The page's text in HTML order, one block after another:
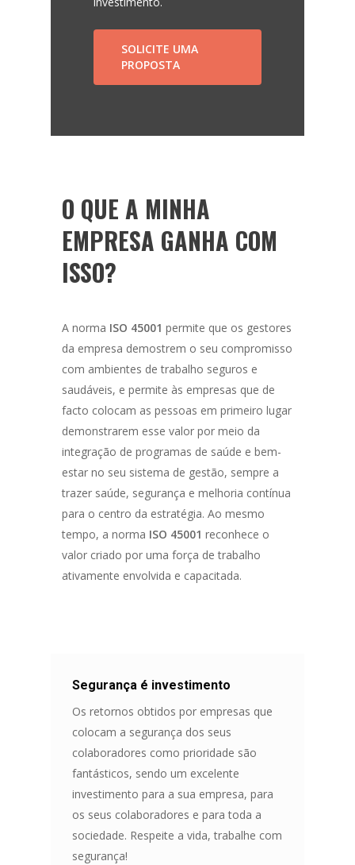
SOLICITE UMA
PROPOSTA
O QUE A MINHA
EMPRESA GANHA COM
ISSO?
A norma ISO 45001 permite que os gestores
da empresa demostrem o seu compromisso
com ambientes de trabalho seguros e
saudáveis, e permite às empresas que de
facto colocam as pessoas em primeiro lugar
demonstrarem esse valor por meio da
integração de programas de saúde e bem-
estar no seu sistema de gestão, sempre a
trazer saúde, segurança e melhoria contínua
para o centro da estratégia. Ao mesmo
tempo, a norma ISO 45001 reconhece o
valor criado por uma força de trabalho
ativamente envolvida e capacitada.
Segurança é investimento
Os retornos obtidos por empresas que
colocam a segurança dos seus
colaboradores como prioridade são
fantásticos, sendo um excelente
investimento para a sua empresa, para
os seus colaboradores e para toda a
sociedade. Respeite a vida, trabalhe com
segurança!